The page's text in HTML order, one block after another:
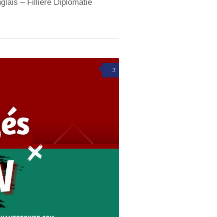
– Filliere Diplomatie
3